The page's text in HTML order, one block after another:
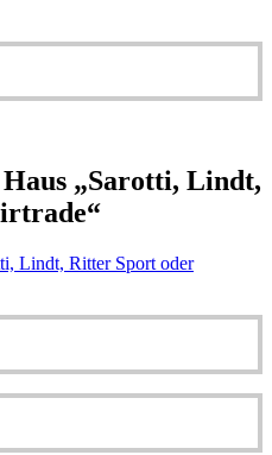
„Sarotti, Lindt,
Lindt, Ritter Sport oder